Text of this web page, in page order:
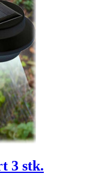
3 stk.